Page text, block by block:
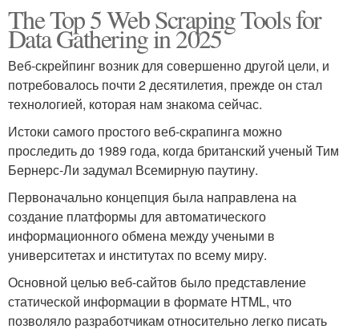
The Top 5 Web Scraping Tools for
Data Gathering in 2025
Веб-скрейпинг возник для совершенно другой цели, и
потребовалось почти 2 десятилетия, прежде он стал
технологией, которая нам знакома сейчас.
Истоки самого простого веб-скрапинга можно
проследить до 1989 года, когда британский ученый Тим
Бернерс-Ли задумал Всемирную паутину.
Первоначально концепция была направлена на
создание платформы для автоматического
информационного обмена между учеными в
университетах и институтах по всему миру.
Основной целью веб-сайтов было представление
статической информации в формате HTML, что
позволяло разработчикам относительно легко писать